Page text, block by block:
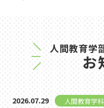
人間教育学
お
2026.07.29 人間教育学科